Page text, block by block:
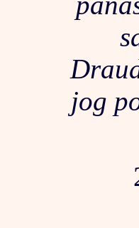
jog